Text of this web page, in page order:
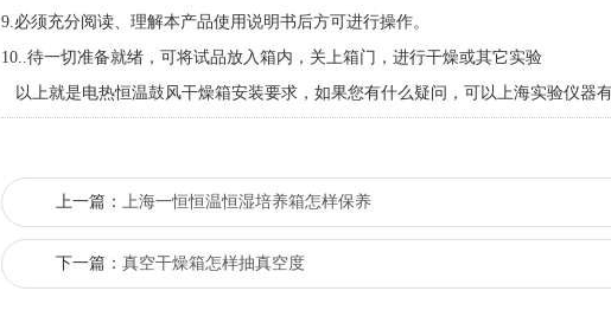
9.必须充分阅读、理解本产品使用说明书后方可进行操作。
10..待一切准备就绪，可将试品放入箱内，关上箱门，进行干燥或其它实验
以上就是电热恒温鼓风干燥箱安装要求，如果您有什么疑问，可以上海实验仪器
上一篇： 上海一恒恒温恒湿培养箱怎样保养
下一篇： 真空干燥箱怎样抽真空度